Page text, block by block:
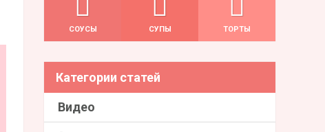
СОУСЫ СУПЫ ТОРТЫ
Категории статей
Видео